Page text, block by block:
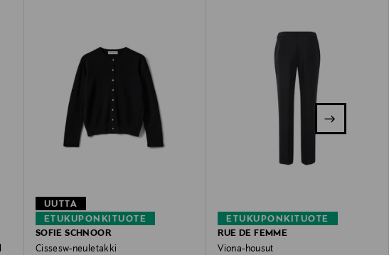
ETUKUPONKITUOTE
UUTTA
SOFIE SCHNOOR
Cissesw-neuletakki
ETUKUPONKITUOTE
RUE DE FEMME
Viona-housut